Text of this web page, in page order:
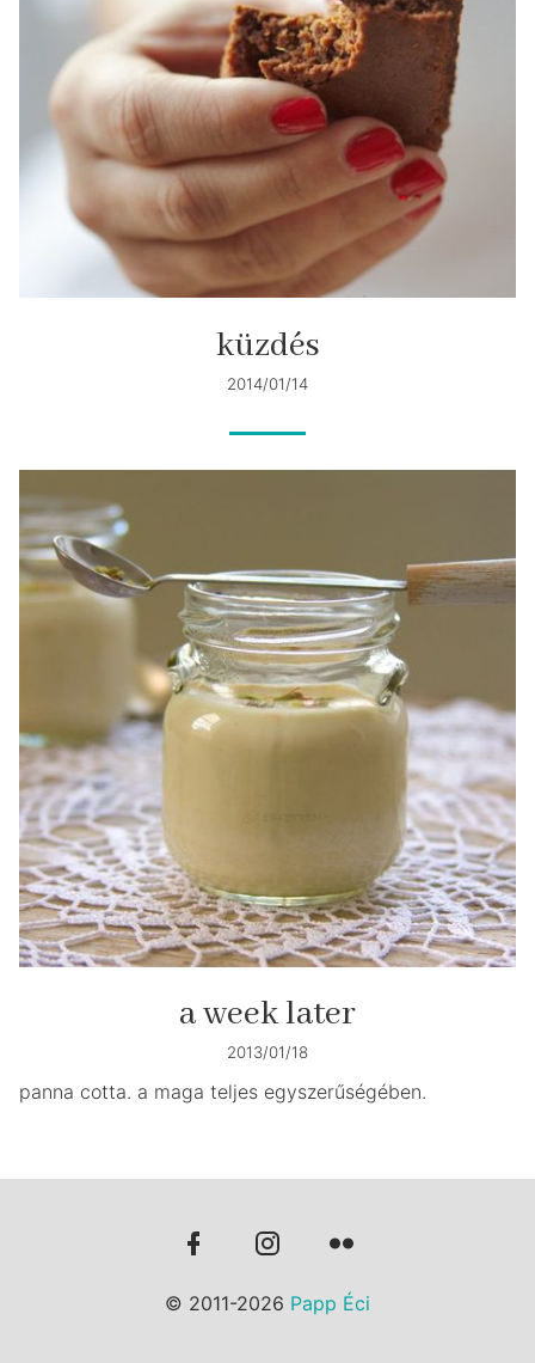
küzdés
2014/01/14
a week later
2013/01/18
panna cotta. a maga teljes egyszerűségében.
© 2011-2026 Papp Éci